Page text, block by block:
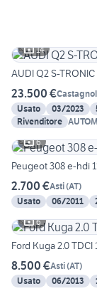
14
AUDI Q2 S-
23.500 €
Usato
03/2023
Rivenditore
6
Peugeot 308 e-hdi
2.700 €Asti(AT)
Usato
06/2011
6
Ford Kuga 2.0
8.500 €Asti(AT)
Usato
06/2013